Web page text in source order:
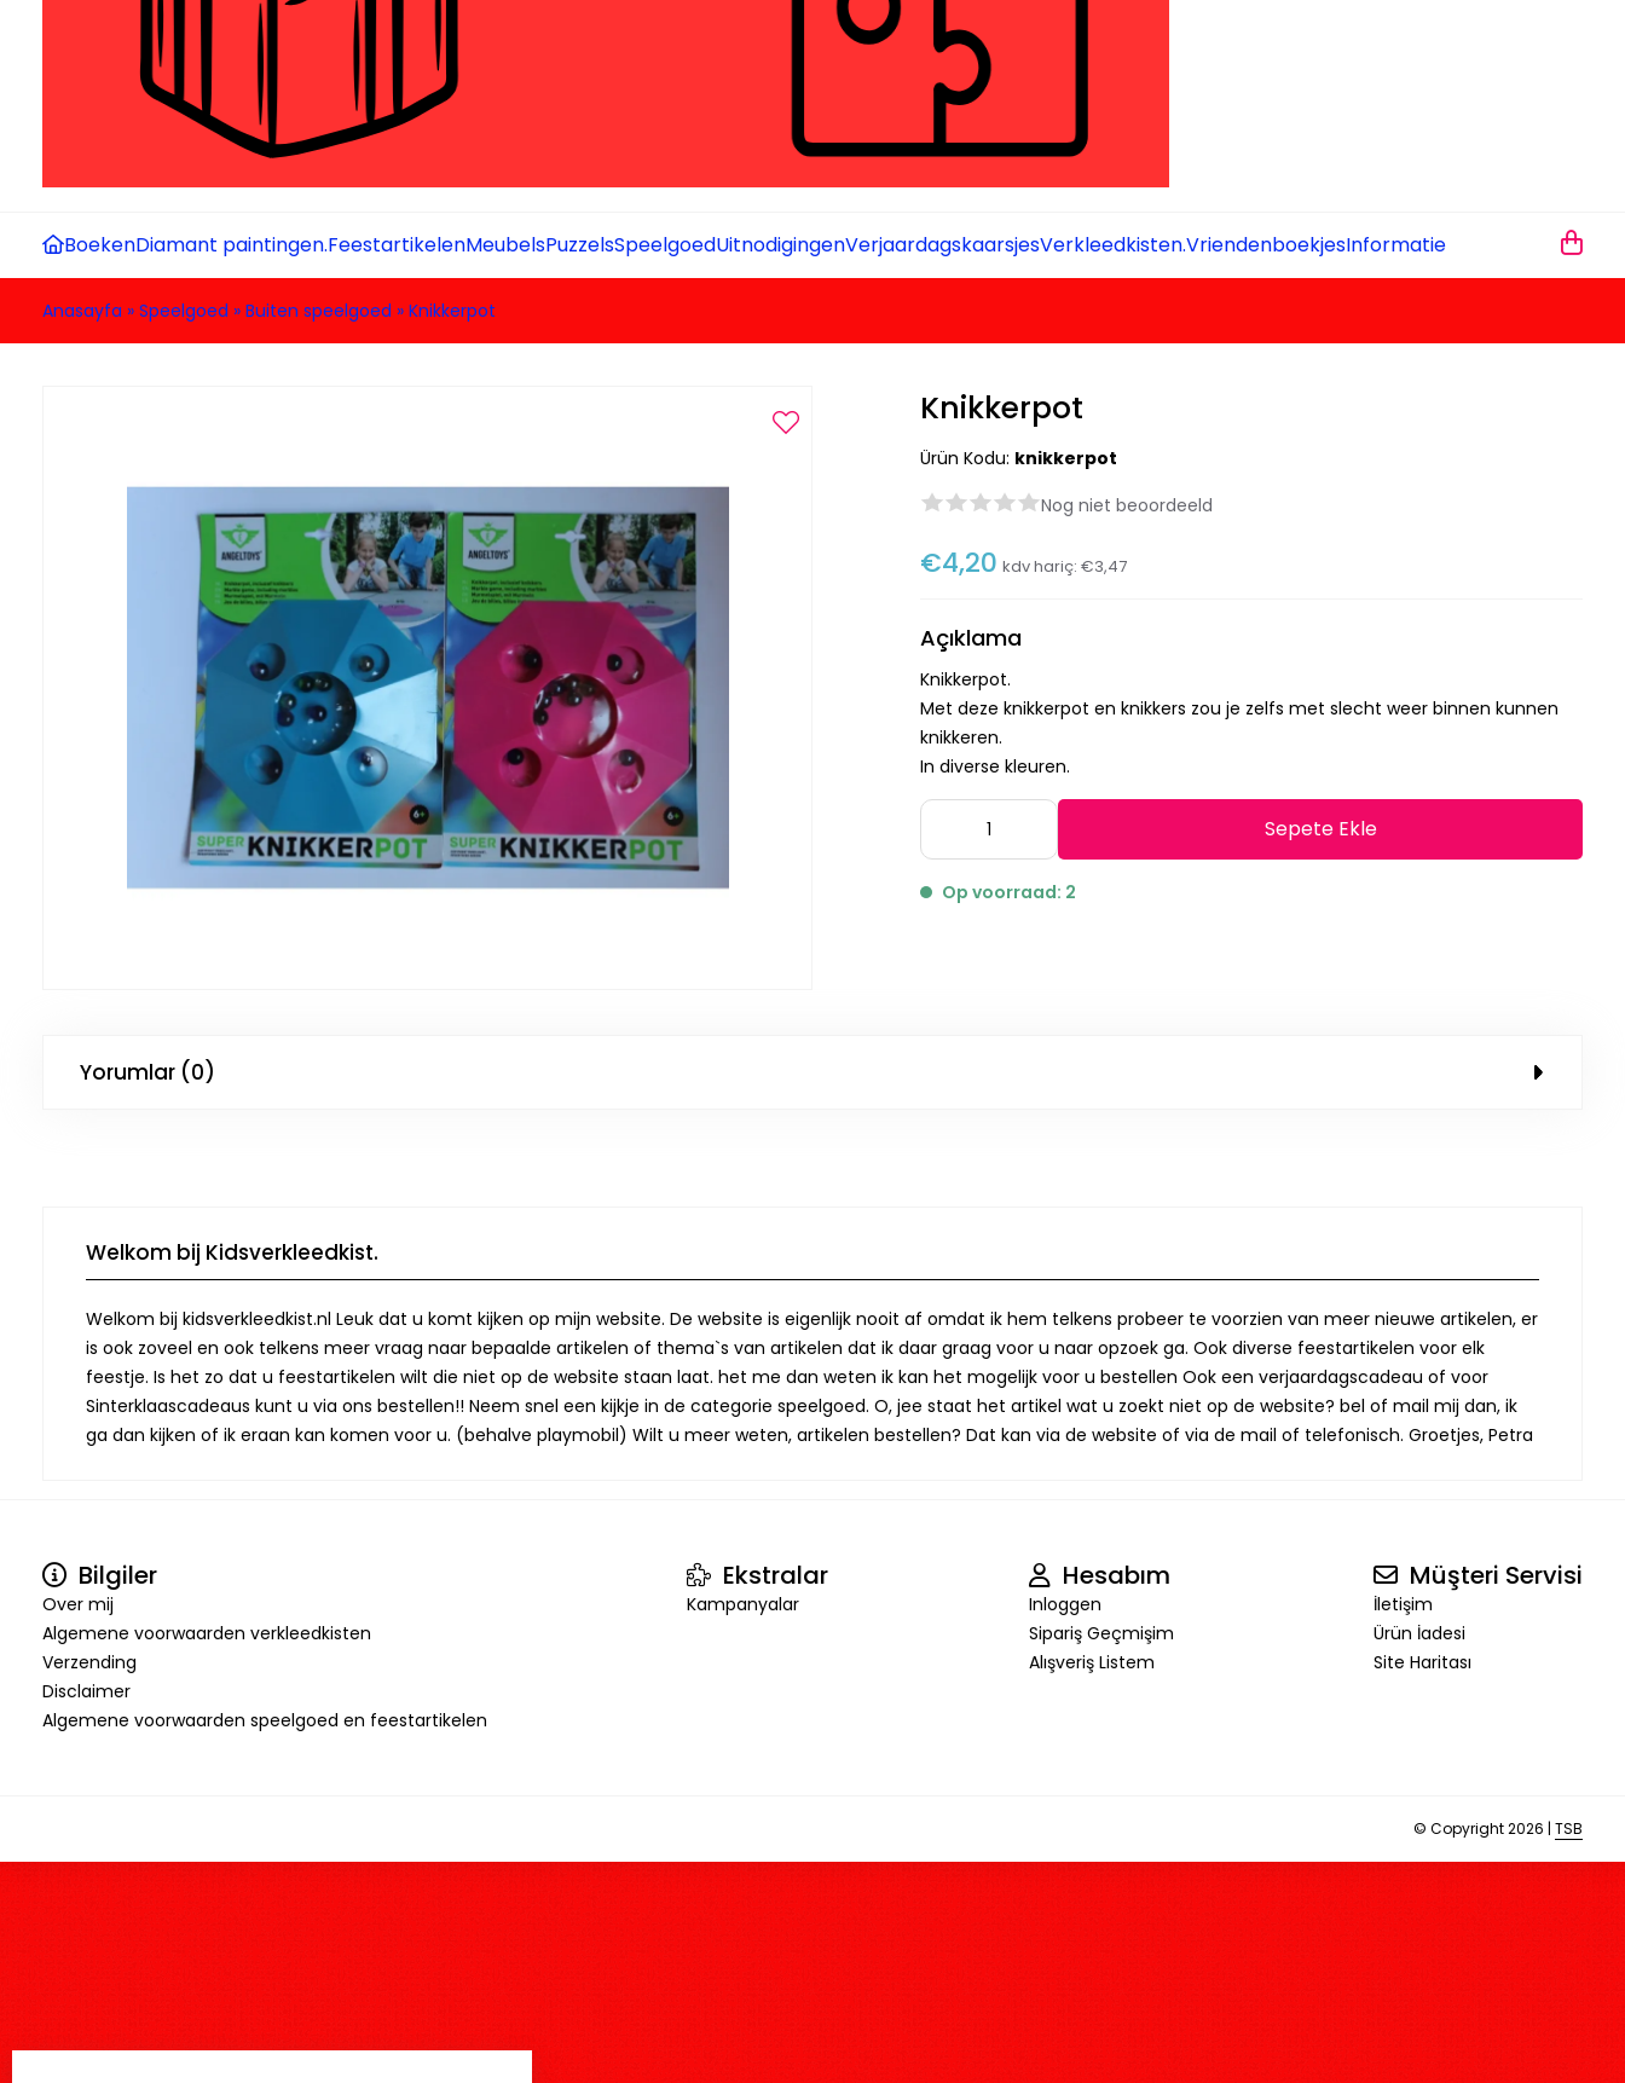
BoekenDiamant paintingen.FeestartikelenMeubelsPuzzelsSpeelgoedUitnodigingenVerjaardagskaarsjesVerkleedkisten.VriendenboekjesInformatie
Anasayfa » Speelgoed » Buiten speelgoed » Knikkerpot
Knikkerpot
Ürün Kodu: knikkerpot
Nog niet beoordeeld
€4,20 kdv hariç:€3,47
Açıklama
Knikkerpot.
Met deze knikkerpot en knikkers zou je zelfs met slecht weer binnen kunnen
knikkeren.
In diverse kleuren.
Sepete Ekle
Op voorraad: 2
Yorumlar (0)
Welkom bij Kidsverkleedkist.
Welkom bij kidsverkleedkist.nl Leuk dat u komt kijken op mijn website. De website is eigenlijk nooit af omdat ik hem telkens probeer te voorzien van meer nieuwe artikelen, er
is ook zoveel en ook telkens meer vraag naar bepaalde artikelen of thema`s van artikelen dat ik daar graag voor u naar opzoek ga. Ook diverse feestartikelen voor elk
feestje. Is het zo dat u feestartikelen wilt die niet op de website staan laat. het me dan weten ik kan het mogelijk voor u bestellen Ook een verjaardagscadeau of voor
Sinterklaascadeaus kunt u via ons bestellen!! Neem snel een kijkje in de categorie speelgoed. O, jee staat het artikel wat u zoekt niet op de website? bel of mail mij dan, ik
ga dan kijken of ik eraan kan komen voor u. (behalve playmobil) Wilt u meer weten, artikelen bestellen? Dat kan via de website of via de mail of telefonisch. Groetjes, Petra
Bilgiler
Over mij
Algemene voorwaarden verkleedkisten
Verzending
Disclaimer
Algemene voorwaarden speelgoed en feestartikelen
Ekstralar
Kampanyalar
Hesabım
Inloggen
Sipariş Geçmişim
Alışveriş Listem
Müşteri Servisi
İletişim
Ürün İadesi
Site Haritası
© Copyright 2026 | TSB